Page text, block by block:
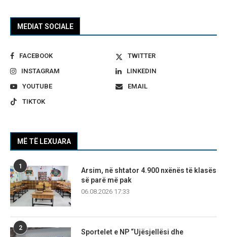
MEDIAT SOCIALE
FACEBOOK
TWITTER
INSTAGRAM
LINKEDIN
YOUTUBE
EMAIL
TIKTOK
MË TË LEXUARA
1
Arsim, në shtator 4.900 nxënës të klasës
së parë më pak
06.08.2026 17:33
2
Sportelet e NP “Ujësjellësi dhe